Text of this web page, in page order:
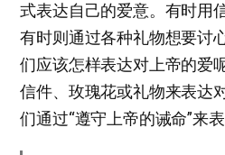
式表达自己的爱意。有时用
有时则通过各种礼物想要讨
们应该怎样表达对上帝的爱
信件、玫瑰花或礼物来表达
们通过“遵守上帝的诫命”来表